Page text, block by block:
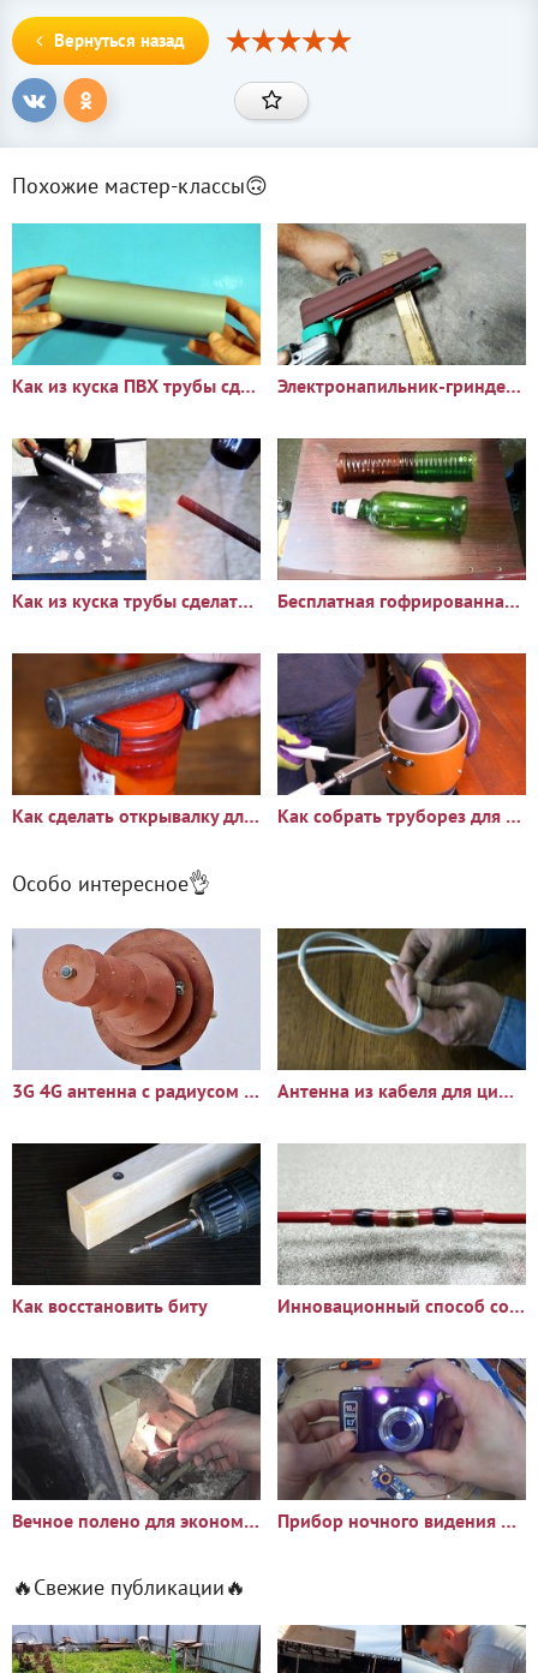
Вернуться назад
Похожие мастер-классы🙃
Как из куска ПВХ трубы сделать монтажный пистолет Электронапильник-гриндер из болгарки своими руками
Как из куска трубы сделать инжекторную пропановую горелку Бесплатная гофрированная труба из пластиковых бутылок
Как сделать открывалку для банок с винтовыми крышками Как собрать труборез для ПВХ трубы
Особо интересное👌
3G 4G антенна с радиусом действия более 30 км Антенна из кабеля для цифрового ТВ за 5 минут
Как восстановить биту Инновационный способ соединить два провода
Вечное полено для экономии на дровах Прибор ночного видения из старого фотоаппарата
🔥Свежие публикации🔥